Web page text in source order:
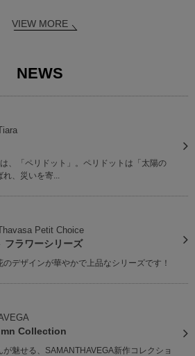
VIEW MORE
NEWS
、「ペリドット」。ペリドットは「太陽の
、災いを寄...
Petit Choice
フラワーシリーズ
のデザインが華やかで上品なシリーズです！
Collection
が魅せる、SAMANTHAVEGA新作コレクショ